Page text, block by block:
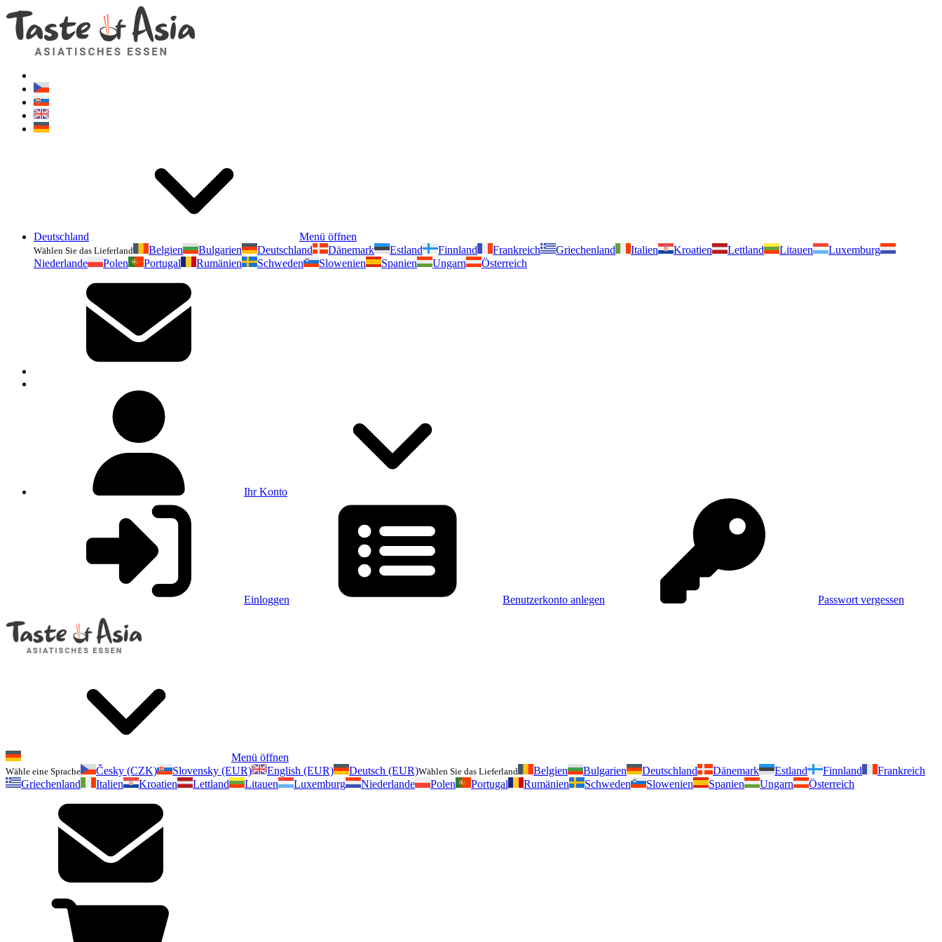
Deutschland Menü öffnen
Wählen Sie das Lieferland Belgien Bulgarien Deutschland Dänemark Estland Finnland Frankreich Griechenland Italien Kroatien Lettland Litauen
Luxemburg
Niederlande
Polen Portugal Rumänien Schweden Slowenien Spanien Ungarn Österreich
Ihr Konto
Einloggen Benutzerkonto anlegen Passwort vergessen
Menü öffnen
Wähle eine Sprache Česky (CZK) Slovensky (EUR) English (EUR) Deutsch (EUR)Wählen Sie das Lieferland Belgien Bulgarien Deutschland Dänemark Estland Finnland
Frankreich
Griechenland
Italien Kroatien Lettland Litauen Luxemburg Niederlande Polen Portugal Rumänien Schweden Slowenien Spanien Ungarn Österreich